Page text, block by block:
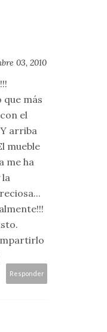
03, 2010
más
el
arriba
mueble
me ha
la
Responder